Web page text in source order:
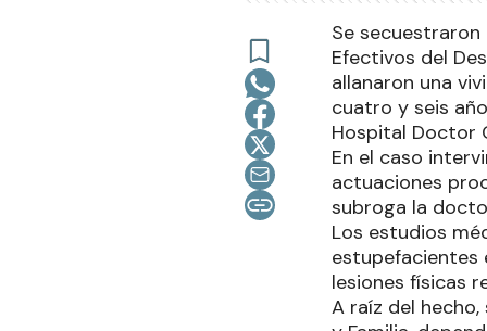
Se
Efectivos del
allanaron una
cuatro y seis
Hospital Doctor
En el caso
actuaciones
subroga la
Los estudios
estupefacientes
lesiones físicas
A raíz del